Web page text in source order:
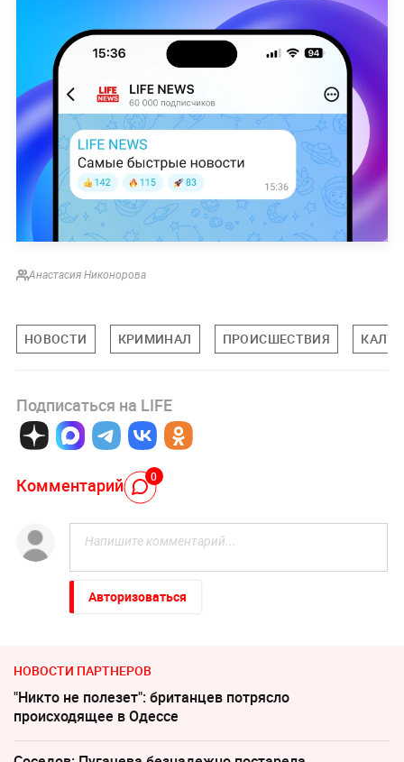
Анастасия Никонорова
НОВОСТИ КРИМИНАЛ ПРОИСШЕСТВИЯ
Подписаться на LIFE
Комментарий 0
Авторизоваться
НОВОСТИ ПАРТНЕРОВ
"Никто не полезет": британцев потрясло
происходящее в Одессе